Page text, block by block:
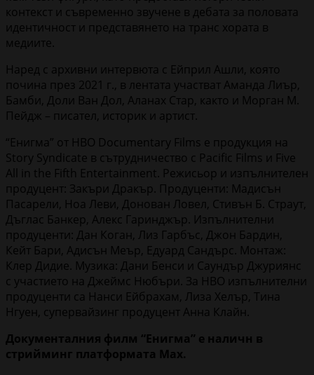
контекст и съвременно звучене в дебата за половата
идентичност и представянето на транс хората в
медиите.
Наред с архивни интервюта с Ейприл Ашли, която
почина през 2021 г., в лентата участват Аманда Лиър,
Бамби, Доли Ван Дол, Аланах Стар, както и Морган М.
Пейдж – писател, историк и артист.
“Енигма” от HBO Documentary Films е продукция на
Story Syndicate в сътрудничество с Pacific Films и Five
All in the Fifth Entertainment. Режисьор и изпълнителен
продуцент: Закъри Дракър. Продуценти: Мадисън
Пасарели, Ноа Леви, Донован Ловел, Стивън Б. Страут,
Дъглас Банкер, Алекс Гаринджър. Изпълнителни
продуценти: Дан Коган, Лиз Гарбъс, Джон Бардин,
Кейт Бари, Адиcън Меър, Едуард Сандърс. Монтаж:
Клер Дидие. Музика: Дани Бенси и Саундър Джуриянс
с участието на Джеймс Нюбъри. За HBO изпълнителни
продуценти са Нанси Ейбрахам, Лиза Хелър, Тина
Нгуен, супервайзинг продуцент Анна Клайн.
Документалния филм “Енигма” е наличн в
стрийминг платформата Max.